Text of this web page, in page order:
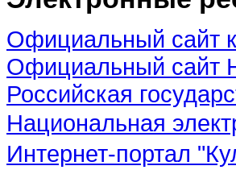
Официальный сайт
Официальный сайт
Российская
Национальная
Интернет-портал